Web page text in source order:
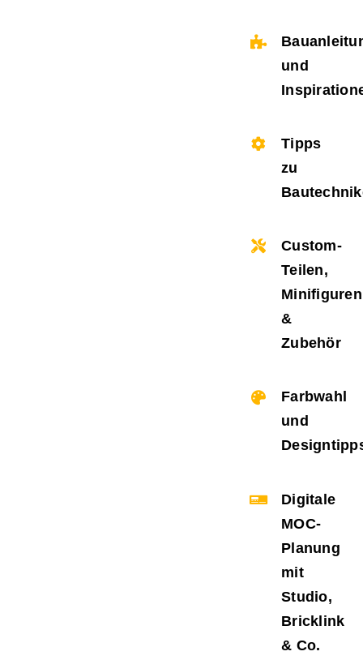
und
Tipps
zu
Custom-
Teilen,
Minifiguren
&
Zubehör
Farbwahl
und
Digitale
MOC-
Planung
mit
Studio,
Bricklink
& Co.